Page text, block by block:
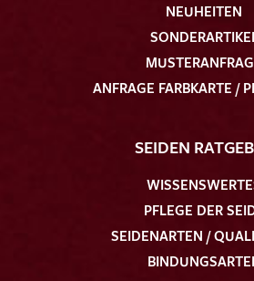
Ich bin damit einverstanden, dass
zur Beantwortung meiner
Datenschutzbestimmungenhabe
genommen und akzeptiere diese.
NEUHEITEN
ANFRAGE FARBKARTE /
SEIDEN
PFLEGE DER
SEIDENARTEN /